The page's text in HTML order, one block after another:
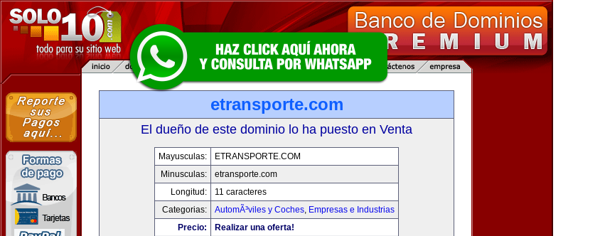
etransporte.com
El dueño de este dominio lo ha puesto en Venta
Mayusculas:
ETRANSPORTE.COM
Minusculas:
etransporte.com
Longitud:
11 caracteres
Categorias:
AutomÃ³viles y Coches, Empresas e Industrias
Precio:
Realizar una oferta!